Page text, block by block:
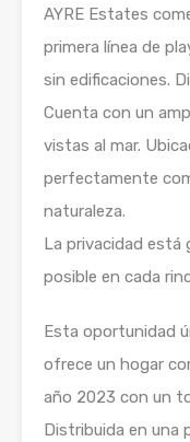
AYRE Estates
primera línea de
sin edificaciones.
Cuenta con un
vistas al mar.
perfectamente
naturaleza.
La privacidad está
posible en cada
Esta oportunidad
ofrece un hogar
año 2023 con un
Distribuida en una